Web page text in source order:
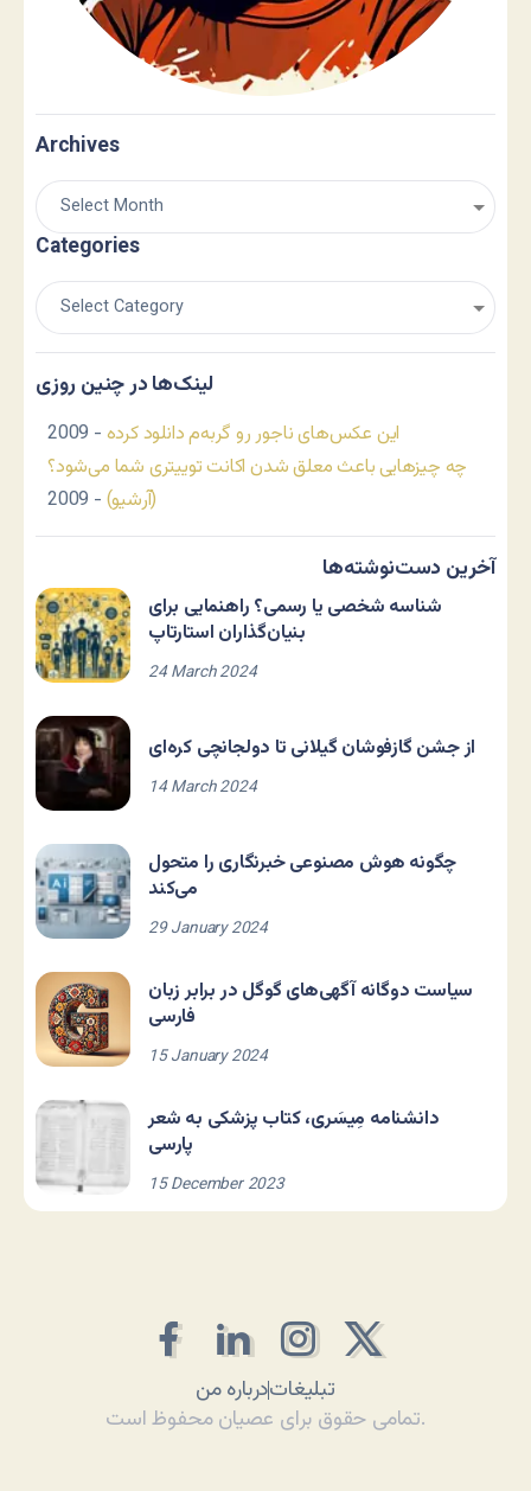
Archives
Categories
لینک‌ها در چنین روزی
این عکس‌های ناجور رو گربه‌م دانلود کرده - 2009
چه چیزهایی باعث معلق شدن اکانت توییتری شما می‌شود؟
(آرشیو) - 2009
آخرین دست‌نوشته‌ها
شناسه شخصی یا رسمی؟ راهنمایی برای
بنیان‌گذاران استارتاپ
24 March 2024
از جشن گازفوشان گیلانی تا دولجانچی کره‌ای
14 March 2024
چگونه هوش مصنوعی خبرنگاری را متحول
می‌کند
29 January 2024
سیاست دوگانه آگهی‌های گوگل در برابر زبان
فارسی
15 January 2024
دانشنامه مِیسَری، کتاب پزشکی به شعر
پارسی
15 December 2023
درباره منتبلیغات
تمامی حقوق برای عصیان محفوظ است.